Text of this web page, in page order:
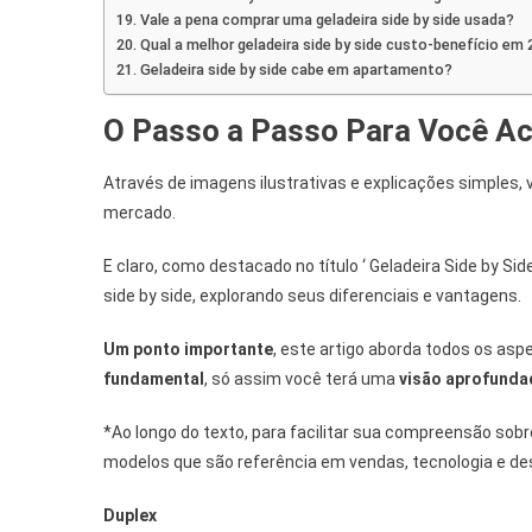
Vale a pena comprar uma geladeira side by side usada?
Qual a melhor geladeira side by side custo-benefício em
Geladeira side by side cabe em apartamento?
O Passo a Passo Para Você
Através de imagens ilustrativas e explicações simples,
mercado.
E claro, como destacado no título ‘ Geladeira Side by
side by side, explorando seus diferenciais e vantagens.
Um ponto importante, este artigo aborda todos os
fundamental , só assim você terá uma visão
*Ao longo do texto, para facilitar sua compreensão
modelos que são referência em vendas, tecnologia e
Duplex